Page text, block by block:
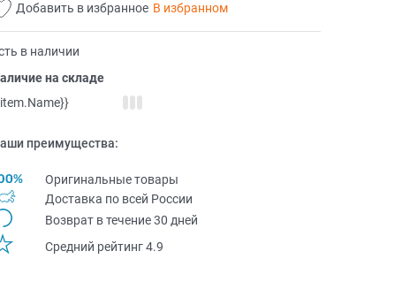
Добавить в избранное В избранном
в наличии
на складе
преимущества:
Оригинальные товары
Доставка по всей Pоссии
Возврат в течение 30 дней
Средний рейтинг 4.9